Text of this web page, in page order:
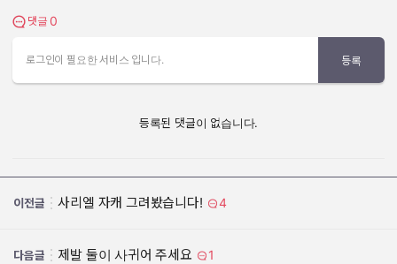
댓글 보기
댓글 0
로그인이 필요한 서비스 입니다. 등록
등록된 댓글이 없습니다.
이전글 사리엘 자캐 그려봤습니다! 4
다음글 제발 둘이 사귀어 주세요 1